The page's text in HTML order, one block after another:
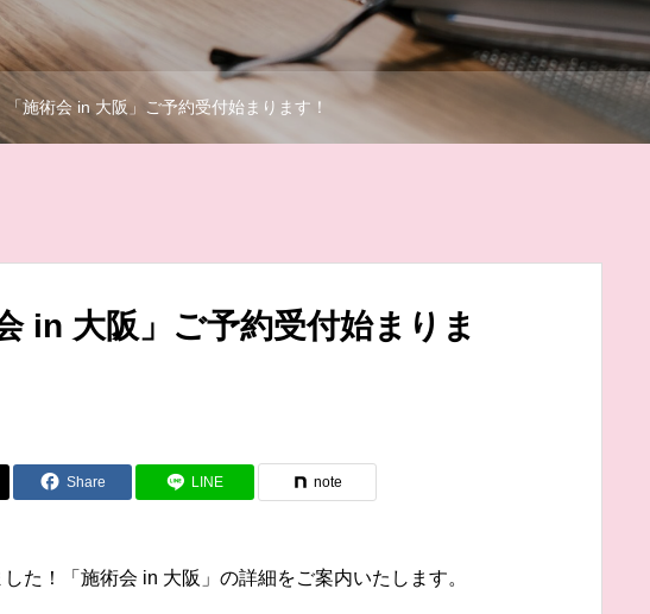
「施術会 in 大阪」ご予約受付始まります！
in 大阪」ご予約受付始まりま
Share LINE note
た！「施術会 in 大阪」の詳細をご案内いたします。